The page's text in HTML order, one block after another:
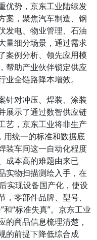
优势，京东工业陆续发
案，聚焦汽车制造、钢
发电、物业管理、石油
量细分场景，通过需求
案例分析、领先应用模
帮助产业伙伴锁定供应
全链路降本增效。
针对冲压、焊装、涂装
展示了通过数智供应链
艺，京东工业将非生产
用统一的标准和数据底
装车间这一自动化程度
成本高的难题由来已
实物扫描测绘入手，在
实现设备国产化，使设
零部件品牌、型号、
“标准失真”。京东工业
的商品信息梳理清楚，
的前提下降低综合成